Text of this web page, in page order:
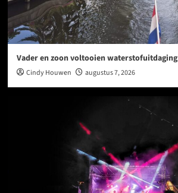
Vader en zoon voltooien waterstofuitdaging
Cindy Houwen augustus 7, 2026